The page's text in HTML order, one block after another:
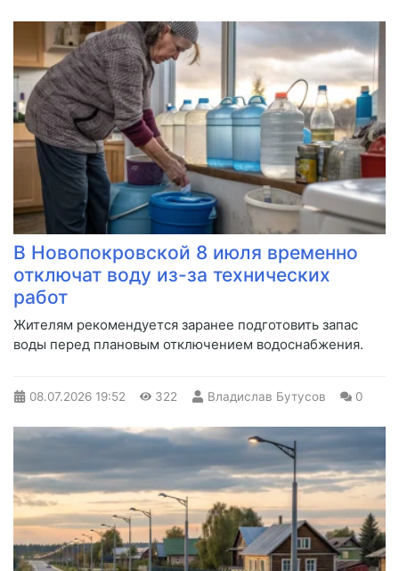
В Новопокровской 8 июля временно
отключат воду из-за технических
работ
Жителям рекомендуется заранее подготовить запас
воды перед плановым отключением водоснабжения.
08.07.2026 19:52 322 Владислав Бутусов 0